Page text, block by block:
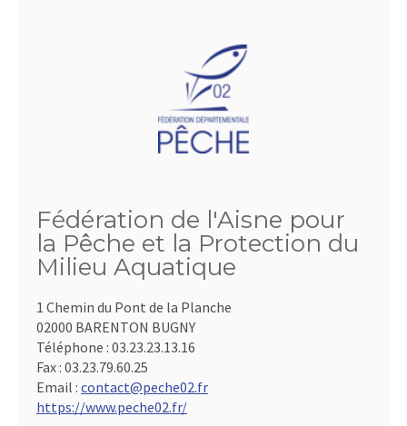
Fédération de l'Aisne pour
la Pêche et la Protection du
Milieu Aquatique
1 Chemin du Pont de la Planche
02000 BARENTON BUGNY
Téléphone : 03.23.23.13.16
Fax : 03.23.79.60.25
Email : contact@peche02.fr
https://www.peche02.fr/